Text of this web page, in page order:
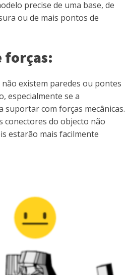
precise de uma base, de
ou de mais pontos de
forças:
existem paredes ou pontes
especialmente se a
suportar com forças mecânicas.
conectores do objecto não
estarão mais facilmente